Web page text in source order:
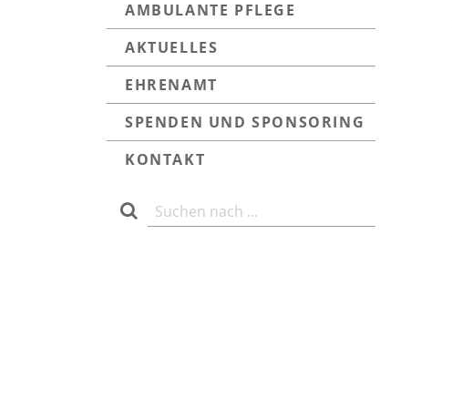
AMBULANTE PFLEGE
AKTUELLES
EHRENAMT
SPENDEN UND SPONSORING
KONTAKT